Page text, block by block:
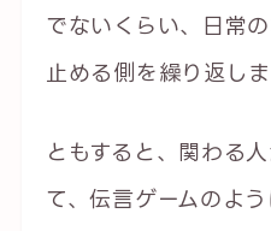
でないくらい、日常
止める側を繰り返しま
ともすると、関わる
て、伝言ゲームのよ